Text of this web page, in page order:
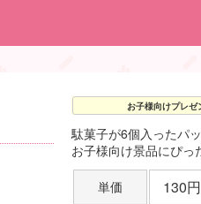
お子様向けプレゼ
駄菓子が6個入ったパ
お子様向け景品にぴっ
単価 130